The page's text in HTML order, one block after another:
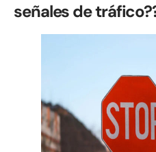
señales de